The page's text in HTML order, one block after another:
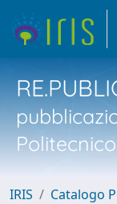
IRIS Catalogo